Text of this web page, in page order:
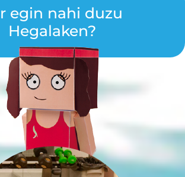
egin nahi duzu
Hegalaken?